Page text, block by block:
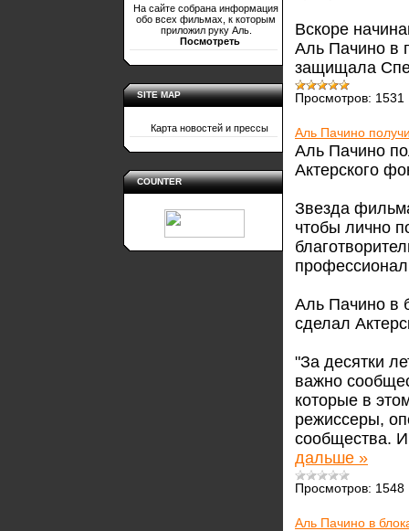
На сайте собрана информация
обо всех фильмах, к которым
приложил руку Аль.
Посмотреть
SITE MAP
Карта новостей и прессы
COUNTER
Вскоре
Аль Пачино в
защищала
Просмотров: 1531
Аль Пачино
Аль Пачино
Актерского
Звезда
чтобы лично
Аль Пачино в
сделал
"За десятки
важно
которые в
режиссеры,
сообщества.
дальше »
Просмотров: 1548
Аль Пачино в